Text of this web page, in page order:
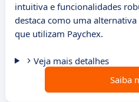
intuitiva e funcionalidades
destaca como uma
que utilizam Paychex.
Veja mais detalhes
Saiba